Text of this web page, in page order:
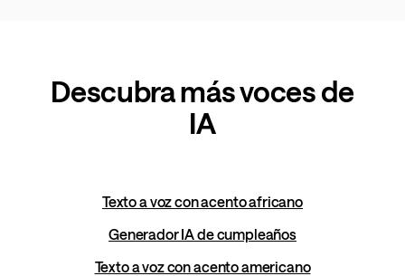
Descubra más voces de
IA
Texto a voz con acento africano
Generador IA de cumpleaños
Texto a voz con acento americano